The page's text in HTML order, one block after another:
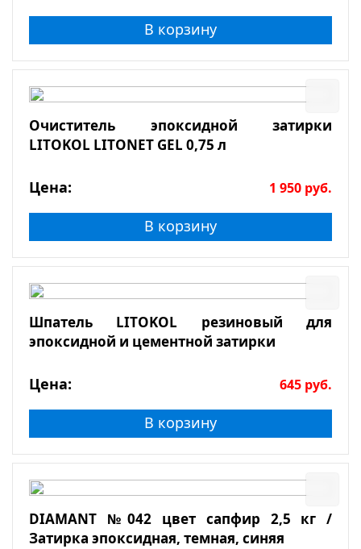
В корзину
Очиститель эпоксидной затирки
LITOKOL LITONET GEL 0,75 л
Цена: 1 950 руб.
В корзину
Шпатель LITOKOL резиновый для
эпоксидной и цементной затирки
Цена: 645 руб.
В корзину
DIAMANT №042 цвет сапфир 2,5 кг /
Затирка эпоксидная, темная, синяя